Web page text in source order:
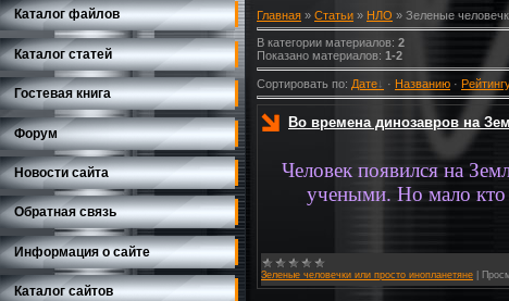
Каталог файлов
Каталог статей
Гостевая книга
Форум
Новости сайта
Обратная связь
Информация о сайте
Каталог сайтов
Главная » Статьи » НЛО » Зеленые
В категории материалов: 2
Показано материалов: 1-2
Сортировать по: Дате · Названию ·
Во времена динозавров на
Человек появился на
учеными. Но мало кто
Зеленые человечки или просто инопланетяне